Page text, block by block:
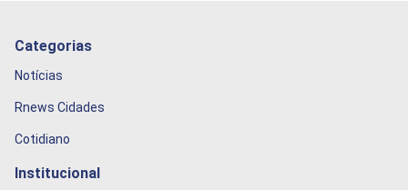
Categorias
Notícias
Rnews Cidades
Cotidiano
Institucional